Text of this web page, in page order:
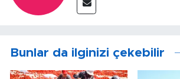
Bunlar da ilginizi çekebilir